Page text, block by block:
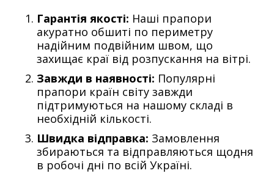
Гарантія якості: Наші прапори
акуратно обшиті по периметру
надійним подвійним швом, що
захищає краї від розпускання на вітрі.
Завжди в наявності: Популярні
прапори країн світу завжди
підтримуються на нашому складі в
необхідній кількості.
Швидка відправка: Замовлення
збираються та відправляються щодня
в робочі дні по всій Україні.